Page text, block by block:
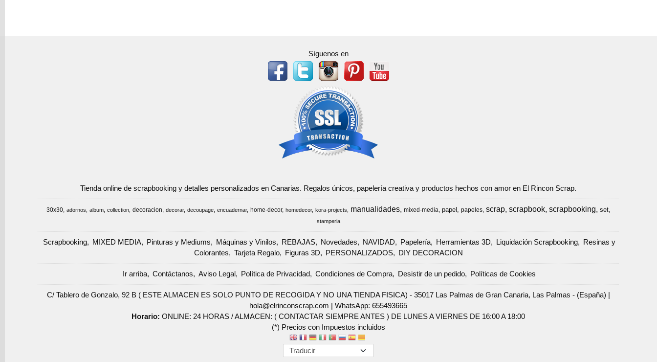
Síguenos en
Tienda online de scrapbooking y detalles personalizados en Canarias. Regalos únicos, papelería creativa y productos hechos con amor en El Rincon Scrap.
30x30 adornos album collection decoracion decorar decoupage encuadernar home-decor homedecor kora-projects manualidades mixed-media papel papeles scrap scrapbook scrapbooking set
stamperia
Scrapbooking MIXED MEDIA Pinturas y Mediums Máquinas y Vinilos REBAJAS Novedades NAVIDAD Papelería Herramientas 3D Liquidación Scrapbooking
Resinas y
Colorantes
Tarjeta Regalo Figuras 3D PERSONALIZADOS DIY DECORACION
Ir arriba Contáctanos Aviso Legal Política de Privacidad Condiciones de Compra Desistir de un pedido Políticas de Cookies
C/ Tablero de Gonzalo, 92 B ( ESTE ALMACEN ES SOLO PUNTO DE RECOGIDA Y NO UNA TIENDA FISICA) - 35017 Las Palmas de Gran Canaria, Las Palmas - (España) |
hola@elrinconscrap.com |WhatsApp: 655493665
Horario:ONLINE: 24 HORAS / ALMACEN: ( CONTACTAR SIEMPRE ANTES ) DE LUNES A VIERNES DE 16:00 A 18:00
(*) Precios con Impuestos incluidos